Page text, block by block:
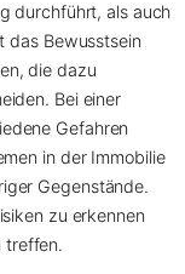
durchführt, als auch
das Bewusstsein
die dazu
Bei einer
Gefahren
in der Immobilie
Gegenstände.
zu erkennen
treffen.